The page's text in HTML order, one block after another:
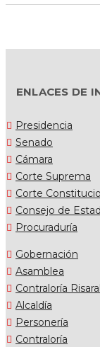
ENLACES DE
Presidencia
Senado
Cámara
Corte Suprema
Corte
Consejo de
Procuraduría
Gobernación
Asamblea
Contraloría
Alcaldía
Personería
Contraloría